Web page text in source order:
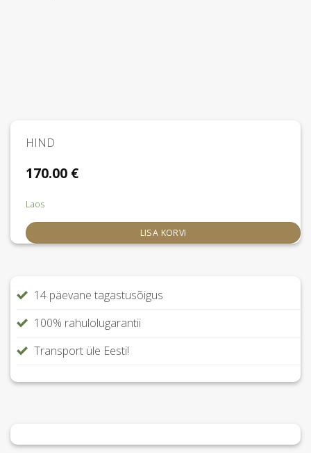
HIND
170.00 €
Laos
LISA KORVI
14 päevane tagastusõigus
100% rahulolugarantii
Transport üle Eesti!